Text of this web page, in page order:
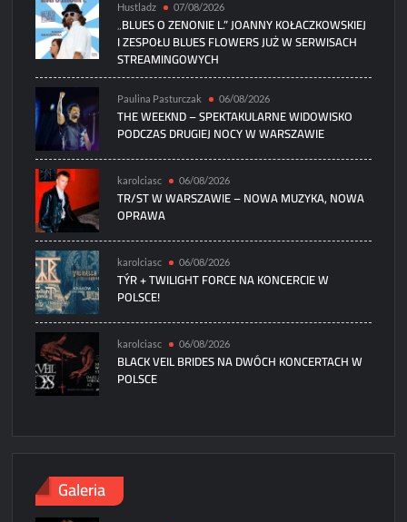
Hustladz 07/08/2026
„BLUES O ZENONIE L.” JOANNY KOŁACZKOWSKIEJ
I ZESPOŁU BLUES FLOWERS JUŻ W SERWISACH
STREAMINGOWYCH
Paulina Pasturczak 06/08/2026
THE WEEKND – SPEKTAKULARNE WIDOWISKO
PODCZAS DRUGIEJ NOCY W WARSZAWIE
karolciasc 06/08/2026
TR/ST W WARSZAWIE – NOWA MUZYKA, NOWA
OPRAWA
karolciasc 06/08/2026
TÝR + TWILIGHT FORCE NA KONCERCIE W
POLSCE!
karolciasc 06/08/2026
BLACK VEIL BRIDES NA DWÓCH KONCERTACH W
POLSCE
Galeria